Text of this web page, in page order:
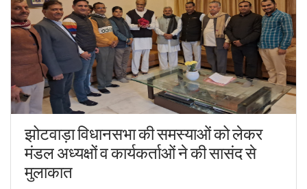
झोटवाड़ा विधानसभा की समस्याओं को लेकर
मंडल अध्यक्षों व कार्यकर्ताओं ने की सासंद से
मुलाकात